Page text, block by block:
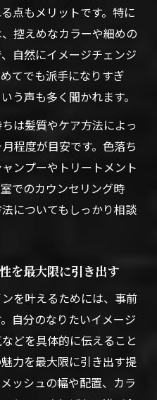
点もメリットです。特に
控えめなカラーや細めの
自然にイメージチェンジ
てでも派手になりすぎ
う声も多く聞かれます。
は髪質やケア方法によっ
程度が目安です。色落ち
ンプーやトリートメント
でのカウンセリング時
についてもしっかり相談
を最大限に引き出す
を叶えるためには、事前
自分のなりたいイメージ
どを具体的に伝えること
力を最大限に引き出す提
ッシュの幅や配置、カラ